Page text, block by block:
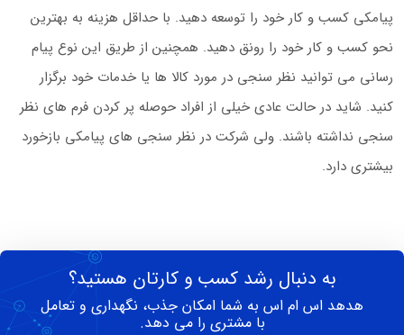
پیامکی کسب و کار خود را توسعه دهید. با حداقل هزینه به بهترین
نحو کسب و کار خود را رونق دهید. همچنین از طریق این نوع پیام
رسانی می توانید نظر سنجی در مورد کالا ها یا خدمات خود برگزار
کنید. شاید در حالت عادی خیلی از افراد حوصله پر کردن فرم های نظر
سنجی نداشته باشند. ولی شرکت در نظر سنجی های پیامکی بازخورد
بیشتری دارد.
به دنبال رشد کسب و کارتان هستید؟
هدهد اس ام اس به شما امکان جذب، نگهداری و تعامل
با مشتری را می دهد.